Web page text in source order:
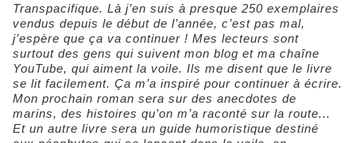
Transpacifique. Là j’en suis à presque 250 exemplaires
vendus depuis le début de l’année, c’est pas mal,
j’espère que ça va continuer ! Mes lecteurs sont
surtout des gens qui suivent mon blog et ma chaîne
YouTube, qui aiment la voile. Ils me disent que le livre
se lit facilement. Ça m’a inspiré pour continuer à écrire.
Mon prochain roman sera sur des anecdotes de
marins, des histoires qu’on m’a raconté sur la route...
Et un autre livre sera un guide humoristique destiné